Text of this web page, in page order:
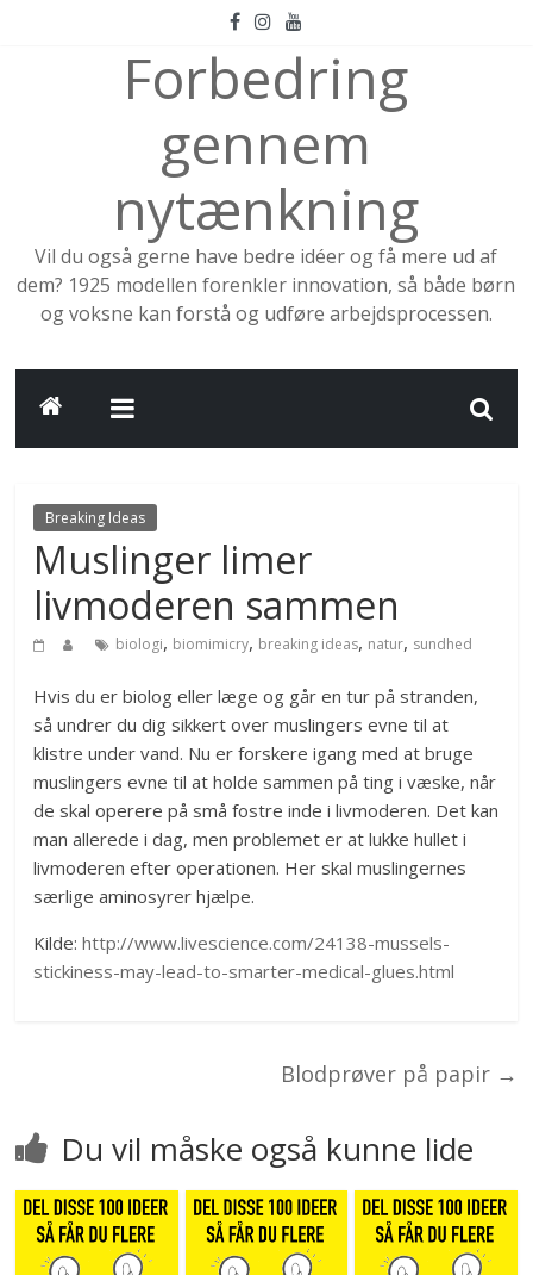
Forbedring
gennem
nytænkning
Vil du også gerne have bedre idéer og få mere ud af
dem? 1925 modellen forenkler innovation, så både børn
og voksne kan forstå og udføre arbejdsprocessen.
Breaking Ideas
Muslinger limer
livmoderen sammen
biologi, biomimicry, breaking ideas, natur, sundhed
Hvis du er biolog eller læge og går en tur på stranden,
så undrer du dig sikkert over muslingers evne til at
klistre under vand. Nu er forskere igang med at bruge
muslingers evne til at holde sammen på ting i væske, når
de skal operere på små fostre inde i livmoderen. Det kan
man allerede i dag, men problemet er at lukke hullet i
livmoderen efter operationen. Her skal muslingernes
særlige aminosyrer hjælpe.
Kilde:http://www.livescience.com/24138-mussels-
stickiness-may-lead-to-smarter-medical-glues.html
Blodprøver på papir →
Du vil måske også kunne lide